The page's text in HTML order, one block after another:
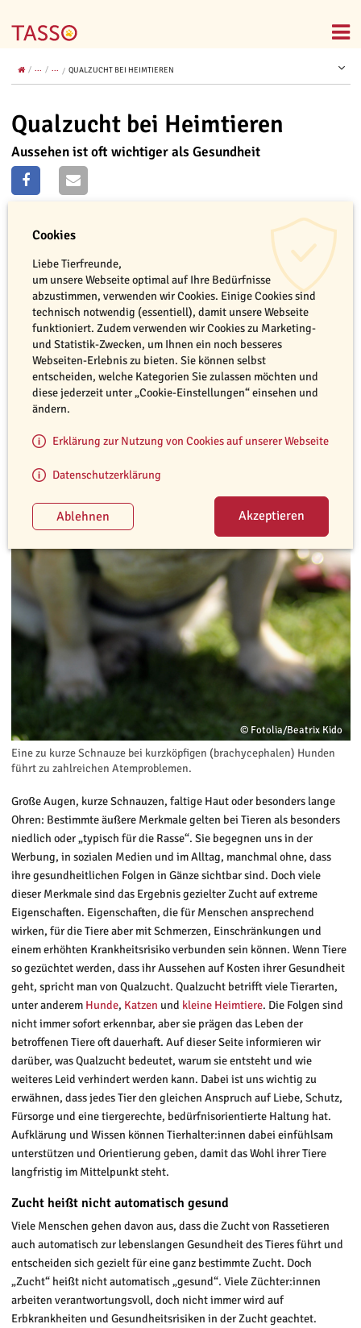
... ... QUALZUCHT BEI HEIMTIEREN
Qualzucht bei Heimtieren
Aussehen ist oft wichtiger als Gesundheit
© Fotolia/Beatrix Kido
Eine zu kurze Schnauze bei kurzköpfigen (brachycephalen) Hunden
führt zu zahlreichen Atemproblemen.
Große Augen, kurze Schnauzen, faltige Haut oder besonders lange
Ohren: Bestimmte äußere Merkmale gelten bei Tieren als besonders
niedlich oder „typisch für die Rasse“. Sie begegnen uns in der
Werbung, in sozialen Medien und im Alltag, manchmal ohne, dass
ihre gesundheitlichen Folgen in Gänze sichtbar sind. Doch viele
dieser Merkmale sind das Ergebnis gezielter Zucht auf extreme
Eigenschaften. Eigenschaften, die für Menschen ansprechend
wirken, für die Tiere aber mit Schmerzen, Einschränkungen und
einem erhöhten Krankheitsrisiko verbunden sein können. Wenn Tiere
so gezüchtet werden, dass ihr Aussehen auf Kosten ihrer Gesundheit
geht, spricht man von Qualzucht. Qualzucht betrifft viele Tierarten,
unter anderem Hunde, Katzen und kleine Heimtiere. Die Folgen sind
nicht immer sofort erkennbar, aber sie prägen das Leben der
betroffenen Tiere oft dauerhaft. Auf dieser Seite informieren wir
darüber, was Qualzucht bedeutet, warum sie entsteht und wie
weiteres Leid verhindert werden kann. Dabei ist uns wichtig zu
erwähnen, dass jedes Tier den gleichen Anspruch auf Liebe, Schutz,
Fürsorge und eine tiergerechte, bedürfnisorientierte Haltung hat.
Aufklärung und Wissen können Tierhalter:innen dabei einfühlsam
unterstützen und Orientierung geben, damit das Wohl ihrer Tiere
langfristig im Mittelpunkt steht.
Zucht heißt nicht automatisch gesund
Viele Menschen gehen davon aus, dass die Zucht von Rassetieren
auch automatisch zur lebenslangen Gesundheit des Tieres führt und
entscheiden sich gezielt für eine ganz bestimmte Zucht. Doch
„Zucht“ heißt nicht automatisch „gesund“. Viele Züchter:innen
arbeiten verantwortungsvoll, doch nicht immer wird auf
Erbkrankheiten und Gesundheitsrisiken in der Zucht geachtet.
Cookies
Liebe Tierfreunde,
um unsere Webseite optimal auf Ihre Bedürfnisse
abzustimmen, verwenden wir Cookies. Einige Cookies sind
technisch notwendig (essentiell), damit unsere Webseite
funktioniert. Zudem verwenden wir Cookies zu Marketing-
und Statistik-Zwecken, um Ihnen ein noch besseres
Webseiten-Erlebnis zu bieten. Sie können selbst
entscheiden, welche Kategorien Sie zulassen möchten und
diese jederzeit unter „Cookie-Einstellungen“ einsehen und
ändern.
Erklärung zur Nutzung von Cookies auf unserer Webseite
Datenschutzerklärung